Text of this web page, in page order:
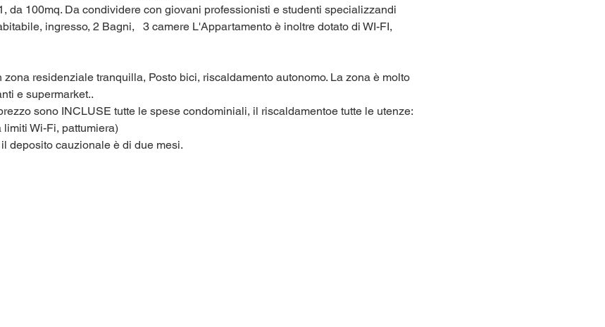
da 100mq. Da condividere con giovani professionisti e studenti specializzandi
ingresso, 2 Bagni,   3 camere L'Appartamento è inoltre dotato di WI-FI,
residenziale tranquilla, Posto bici, riscaldamento autonomo. La zona è molto
e supermarket..
sono INCLUSE tutte le spese condominiali, il riscaldamentoe tutte le utenze:
Wi-Fi, pattumiera)
deposito cauzionale è di due mesi.